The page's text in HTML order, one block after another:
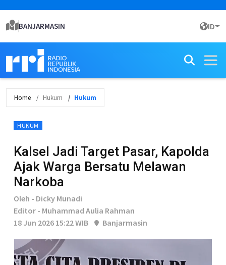
BANJARMASIN ID
Home Hukum Hukum
HUKUM
Kalsel Jadi Target Pasar, Kapolda
Ajak Warga Bersatu Melawan
Narkoba
Oleh - Dicky Munadi
Editor - Muhammad Aulia Rahman
18 Jun 2026 15:22 WIB
Banjarmasin